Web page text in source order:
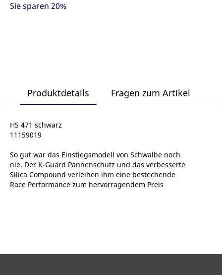
Sie sparen 20%
Produktdetails Fragen zum Artikel
HS 471 schwarz
11159019
So gut war das Einstiegsmodell von Schwalbe noch
nie. Der K-Guard Pannenschutz und das verbesserte
Silica Compound verleihen ihm eine bestechende
Race Performance zum hervorragendem Preis